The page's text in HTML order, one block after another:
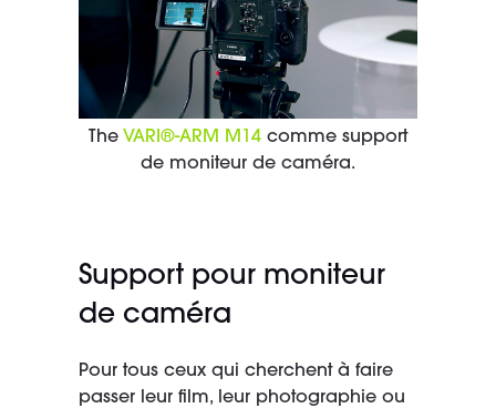
Support pour moniteur
de caméra
Pour tous ceux qui cherchent à faire
passer leur film, leur photographie ou
The VARI®-ARM M14comme support
de moniteur de caméra.